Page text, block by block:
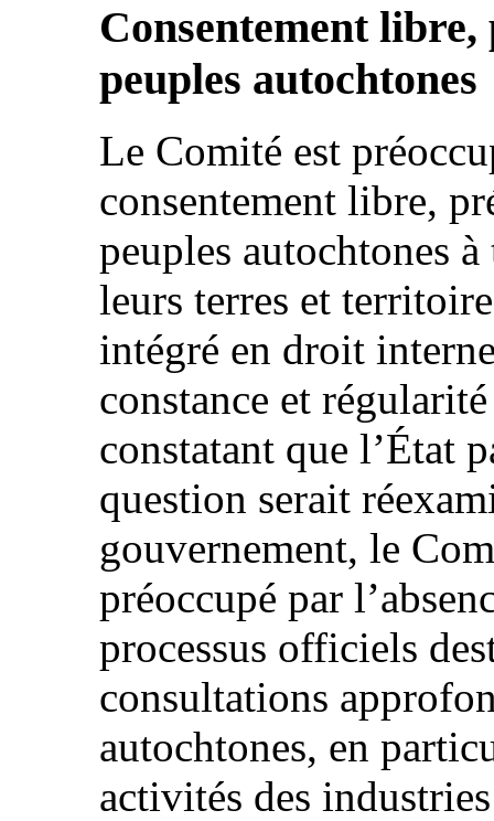
Consentement libre,
peuples autochtones
Le Comité est
consentement libre,
peuples autochtones
leurs terres et
intégré en droit
constance et
constatant que l’État
question serait
gouvernement, le
préoccupé par
processus officiels
consultations
autochtones, en
activités des